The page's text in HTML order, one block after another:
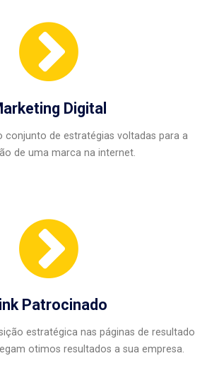
Digital
conjunto de estratégias voltadas para a
de uma marca na internet.
Patrocinado
estratégica nas páginas de resultado
otimos resultados a sua empresa.